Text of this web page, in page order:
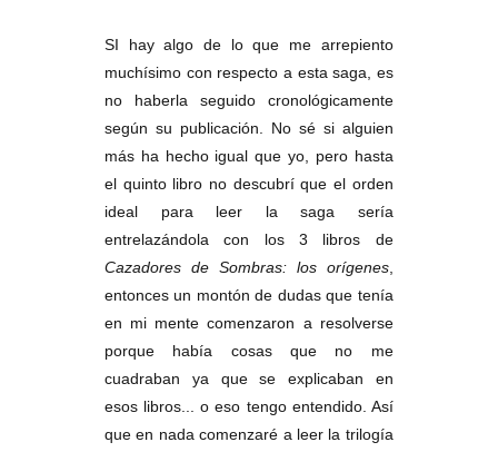
SI hay algo de lo que me arrepiento
muchísimo con respecto a esta saga, es
no haberla seguido cronológicamente
según su publicación. No sé si alguien
más ha hecho igual que yo, pero hasta
el quinto libro no descubrí que el orden
ideal para leer la saga sería
entrelazándola con los 3 libros de
Cazadores de Sombras: los orígenes,
entonces un montón de dudas que tenía
en mi mente comenzaron a resolverse
porque había cosas que no me
cuadraban ya que se explicaban en
esos libros... o eso tengo entendido. Así
que en nada comenzaré a leer la trilogía